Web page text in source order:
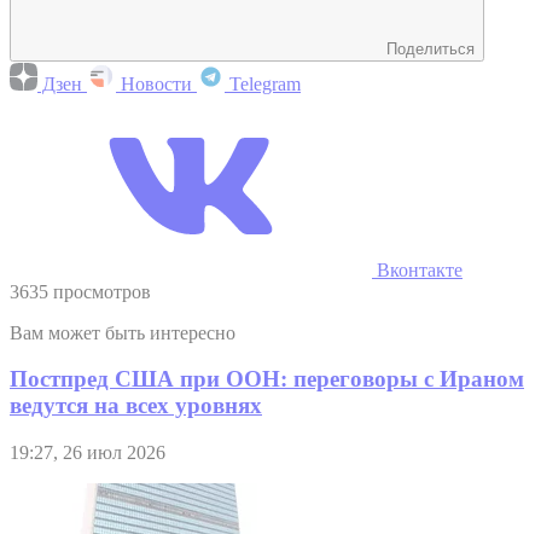
Поделиться
Дзен Новости Telegram
Вконтакте
3635 просмотров
Вам может быть интересно
Постпред США при ООН: переговоры с Ираном
ведутся на всех уровнях
19:27, 26 июл 2026